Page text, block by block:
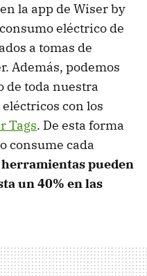
la app de Wiser by
eléctrico de
a tomas de
Además, podemos
de toda nuestra
con los
Tags. De esta forma
consume cada
herramientas pueden
un 40% en las